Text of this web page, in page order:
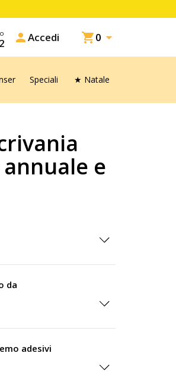
personAccedi shopping_cart0 
Speciali ★ Natale
e
da
adesivi